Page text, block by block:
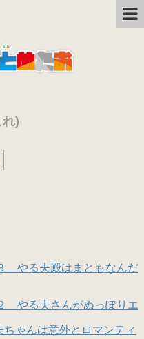
)
やる夫殿はまともなんだ
やる夫さんがぬっぽりエ
ゃんは意外とロマンティ